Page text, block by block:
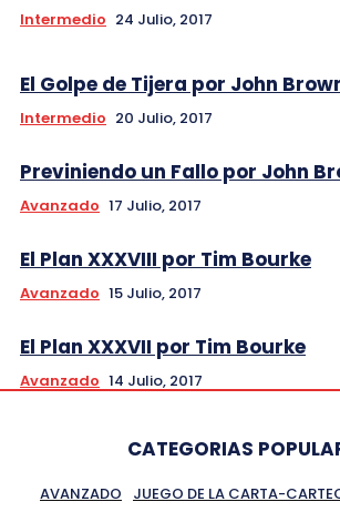
Intermedio 24 Julio, 2017
El Golpe de Tijera por John
Intermedio 20 Julio, 2017
Previniendo un Fallo por John
Avanzado 17 Julio, 2017
El Plan XXXVIII por Tim Bourke
Avanzado 15 Julio, 2017
El Plan XXXVII por Tim Bourke
Avanzado 14 Julio, 2017
CATEGORIAS
AVANZADO JUEGO DE LA CARTA-